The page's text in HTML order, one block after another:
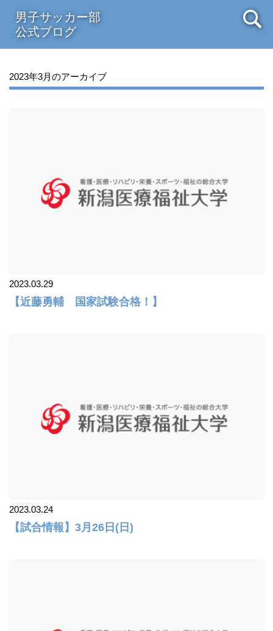
男子サッカー部
公式ブログ
2023年3月のアーカイブ
2023.03.29
【近藤勇輔 国家試験合格！】
2023.03.24
【試合情報】3月26日(日)